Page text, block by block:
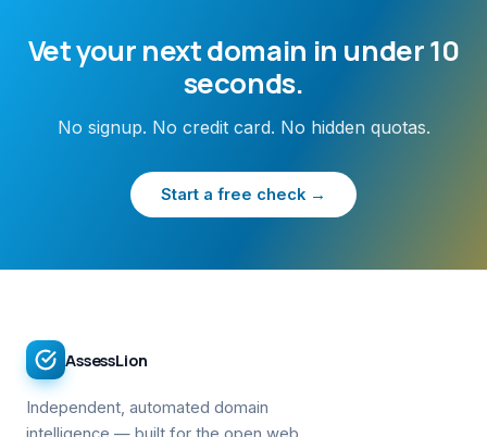
Vet your next domain in under 10
seconds.
No signup. No credit card. No hidden quotas.
Start a free check →
AssessLion
Independent, automated domain